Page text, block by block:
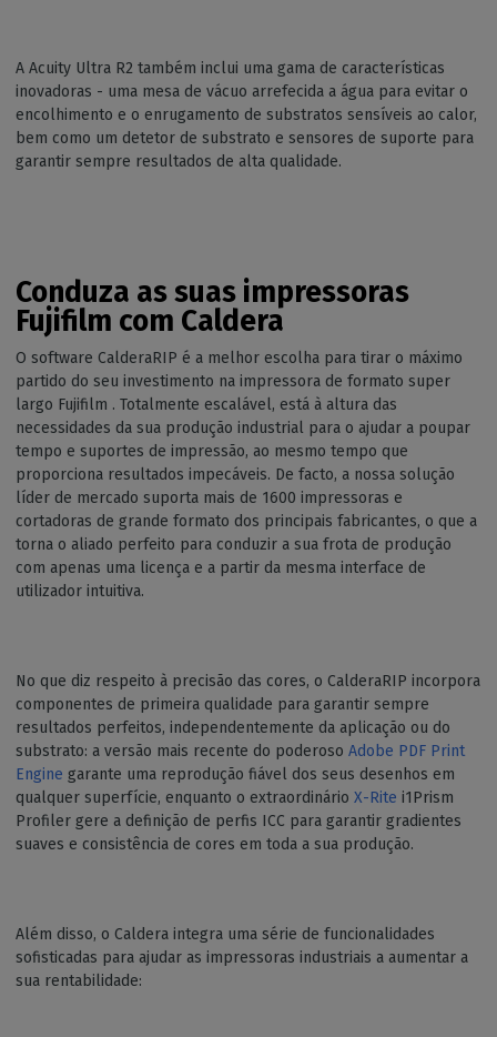
A Acuity Ultra R2 também inclui uma gama de características
inovadoras - uma mesa de vácuo arrefecida a água para evitar o
encolhimento e o enrugamento de substratos sensíveis ao calor,
bem como um detetor de substrato e sensores de suporte para
garantir sempre resultados de alta qualidade.
Conduza as suas impressoras
Fujifilm com Caldera
O software CalderaRIP é a melhor escolha para tirar o máximo
partido do seu investimento na impressora de formato super
largo Fujifilm . Totalmente escalável, está à altura das
necessidades da sua produção industrial para o ajudar a poupar
tempo e suportes de impressão, ao mesmo tempo que
proporciona resultados impecáveis. De facto, a nossa solução
líder de mercado suporta mais de 1600 impressoras e
cortadoras de grande formato dos principais fabricantes, o que a
torna o aliado perfeito para conduzir a sua frota de produção
com apenas uma licença e a partir da mesma interface de
utilizador intuitiva.
No que diz respeito à precisão das cores, o CalderaRIP incorpora
componentes de primeira qualidade para garantir sempre
resultados perfeitos, independentemente da aplicação ou do
substrato: a versão mais recente do poderoso Adobe PDF Print
Engine garante uma reprodução fiável dos seus desenhos em
qualquer superfície, enquanto o extraordinário X-Rite i1Prism
Profiler gere a definição de perfis ICC para garantir gradientes
suaves e consistência de cores em toda a sua produção.
Além disso, o Caldera integra uma série de funcionalidades
sofisticadas para ajudar as impressoras industriais a aumentar a
sua rentabilidade: